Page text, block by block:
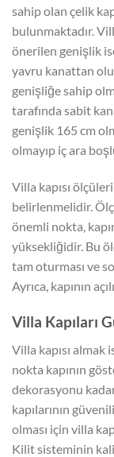
sahip olan çelik
bulunmaktadır.
önerilen genişlik
yavru kanattan
genişliğe sahip
tarafında sabit
genişlik 165 cm
olmayıp iç ara
Villa kapısı
belirlenmelidir.
önemli nokta,
yüksekliğidir. Bu
tam oturması ve
Ayrıca, kapının
Villa Kapıları
Villa kapısı almak
nokta kapının
dekorasyonu
kapılarının
olması için villa
Kilit sisteminin